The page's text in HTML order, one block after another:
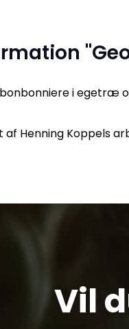
i egetræ
Henning Koppels
Vil